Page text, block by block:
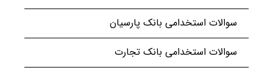
سوالات استخدامی بانک پارسیان
سوالات استخدامی بانک تجارت